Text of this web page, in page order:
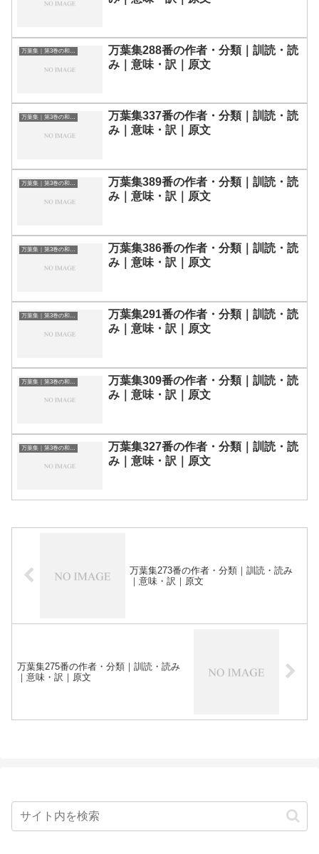
万葉集｜第3巻の和歌一覧
万葉集288番の作者・分類｜訓読・読
み｜意味・訳｜原文
万葉集｜第3巻の和歌一覧
万葉集337番の作者・分類｜訓読・読
み｜意味・訳｜原文
万葉集｜第3巻の和歌一覧
万葉集389番の作者・分類｜訓読・読
み｜意味・訳｜原文
万葉集｜第3巻の和歌一覧
万葉集386番の作者・分類｜訓読・読
み｜意味・訳｜原文
万葉集｜第3巻の和歌一覧
万葉集291番の作者・分類｜訓読・読
み｜意味・訳｜原文
万葉集｜第3巻の和歌一覧
万葉集309番の作者・分類｜訓読・読
み｜意味・訳｜原文
万葉集327番の作者・分類｜訓読・読
み｜意味・訳｜原文
万葉集273番の作者・分類｜訓読・読み
｜意味・訳｜原文
万葉集275番の作者・分類｜訓読・読み
｜意味・訳｜原文